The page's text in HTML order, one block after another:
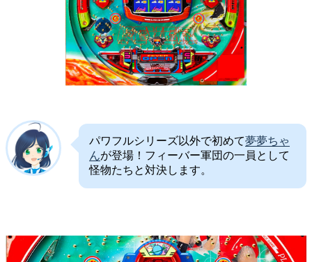
パワフルシリーズ以外で初めて夢夢ちゃ
んが登場！フィーバー軍団の一員として
怪物たちと対決します。